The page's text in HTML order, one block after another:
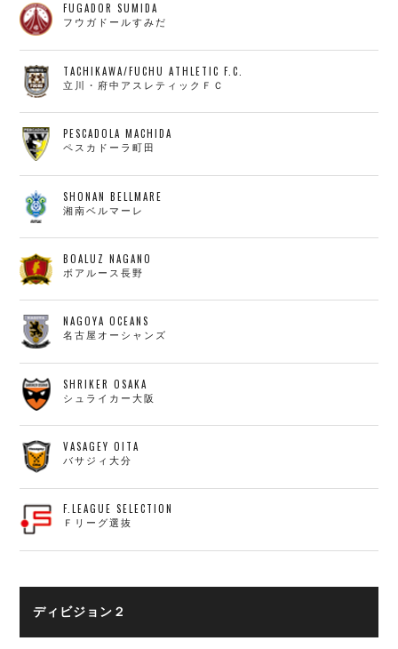
FUGADOR SUMIDA
フウガドールすみだ
TACHIKAWA/FUCHU ATHLETIC F.C.
立川・府中アスレティックＦＣ
PESCADOLA MACHIDA
ペスカドーラ町田
SHONAN BELLMARE
湘南ベルマーレ
BOALUZ NAGANO
ボアルース長野
NAGOYA OCEANS
名古屋オーシャンズ
SHRIKER OSAKA
シュライカー大阪
VASAGEY OITA
バサジィ大分
F.LEAGUE SELECTION
Ｆリーグ選抜
ディビジョン２